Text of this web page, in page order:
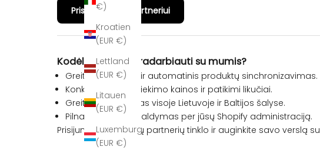
€)
Kroatien
(EUR €)
Lettland
(EUR €)
Litauen
(EUR €)
Luxemburg
(EUR €)
Prisijungti kaip partneriui
Kodėl verta bendradarbiauti su mumis?
Greita integracija ir automatinis produktų sinchronizavimas.
Konkuruojančios tiekimo kainos ir patikimi likučiai.
Greitas pristatymas visoje Lietuvoje ir Baltijos šalyse.
Pilnas užsakymų valdymas per jūsų Shopify administraciją.
Prisijunkite prie mūsų partnerių tinklo ir auginkite savo verslą su